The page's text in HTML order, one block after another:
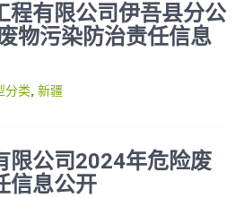
程有限公司伊吾县分公
物污染防治责任信息
分类 新疆
限公司2024年危险废
信息公开